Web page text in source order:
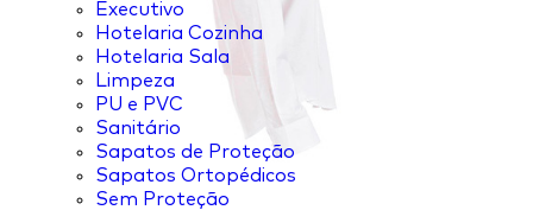
Executivo
Hotelaria Cozinha
Hotelaria Sala
Limpeza
PU e PVC
Sanitário
Sapatos de Proteção
Sapatos Ortopédicos
Sem Proteção